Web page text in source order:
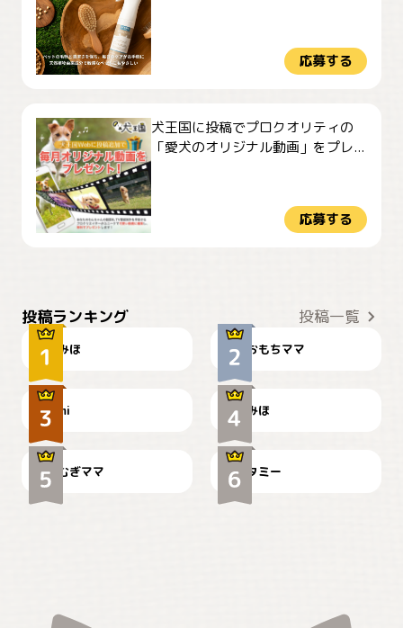
応募する
犬王国に投稿でプロクオリティの
「愛犬のオリジナル動画」をプレ...
応募する
投稿ランキング 投稿一覧
みほ おもちママ
可愛い？
mi
見てるぞぉ
みほ
🌻とむぎ！
むぎママ
ドーベルマンのお友達邸に
て
タミー